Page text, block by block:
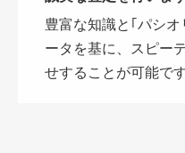
豊富な知識と｢パシ
ータを基に、スピー
せすることが可能です